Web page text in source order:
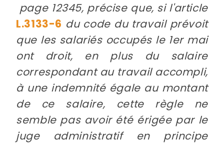
page 12345, précise que, si l'article
L.3133-6 du code du travail prévoit
que les salariés occupés le 1er mai
ont droit, en plus du salaire
correspondant au travail accompli,
à une indemnité égale au montant
de ce salaire, cette règle ne
semble pas avoir été érigée par le
juge administratif en principe